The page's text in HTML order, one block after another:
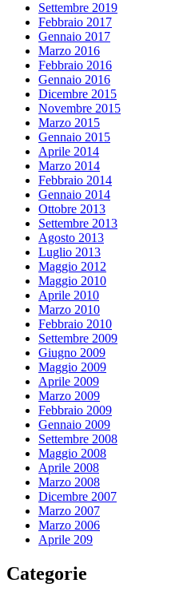
Settembre 2019
Febbraio 2017
Gennaio 2017
Marzo 2016
Febbraio 2016
Gennaio 2016
Dicembre 2015
Novembre 2015
Marzo 2015
Gennaio 2015
Aprile 2014
Marzo 2014
Febbraio 2014
Gennaio 2014
Ottobre 2013
Settembre 2013
Agosto 2013
Luglio 2013
Maggio 2012
Maggio 2010
Aprile 2010
Marzo 2010
Febbraio 2010
Settembre 2009
Giugno 2009
Maggio 2009
Aprile 2009
Marzo 2009
Febbraio 2009
Gennaio 2009
Settembre 2008
Maggio 2008
Aprile 2008
Marzo 2008
Dicembre 2007
Marzo 2007
Marzo 2006
Aprile 209
Categorie